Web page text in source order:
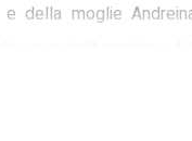
della moglie